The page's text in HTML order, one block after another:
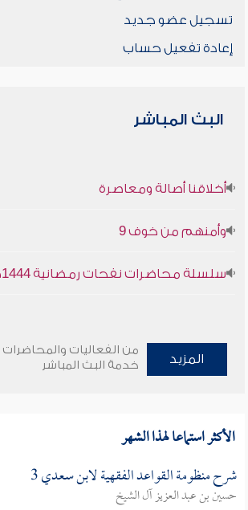
تسجيل عضو جديد
إعادة تفعيل حساب
البث المباشر
أخلاقنا أصالة ومعاصرة
وأمنهم من خوف 9
سلسلة محاضرات نفحات رمضانية 1444هـ
المزيد
من الفعاليات والمحاضرات
خدمة البث المباشر
الأكثر استماعا لهذا الشهر
شرح منظومة القواعد الفقهية لابن سعدي 3
حسين بن عبد العزيز آل الشيخ